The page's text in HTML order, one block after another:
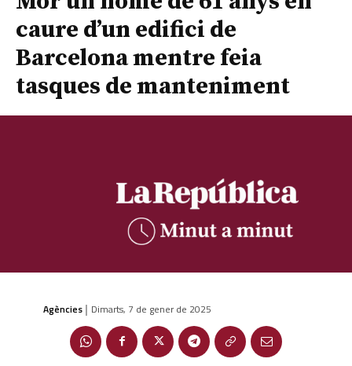
caure d’un edifici de
Barcelona mentre feia
tasques de manteniment
Agències | Dimarts, 7 de gener de 2025